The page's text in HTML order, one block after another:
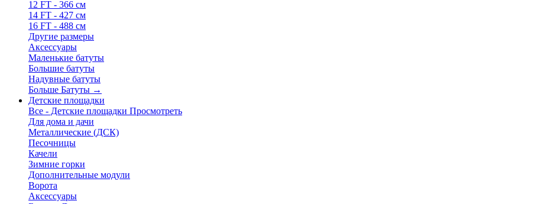
12 FT - 366 см
14 FT - 427 см
16 FT - 488 см
Другие размеры
Аксессуары
Маленькие батуты
Большие батуты
Надувные батуты
Больше Батуты →
Детские площадки
Все - Детские площадки Просмотреть
Для дома и дачи
Металлические (ДСК)
Песочницы
Качели
Зимние горки
Дополнительные модули
Ворота
Аксессуары